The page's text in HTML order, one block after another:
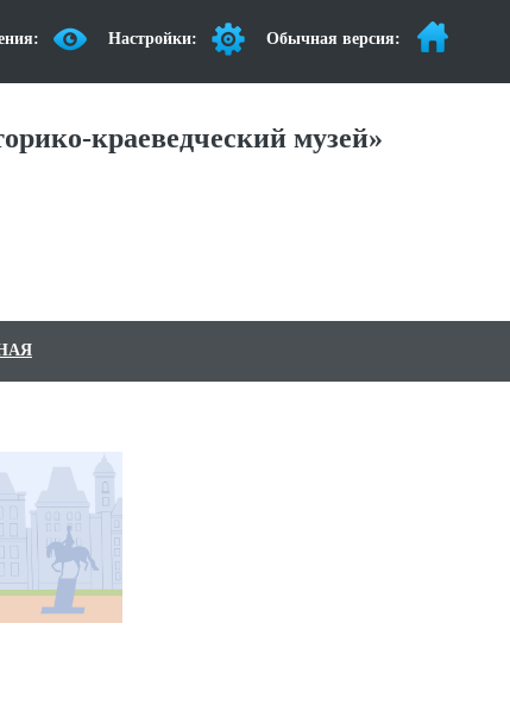
Настройки: Обычная версия:
краеведческий музей»